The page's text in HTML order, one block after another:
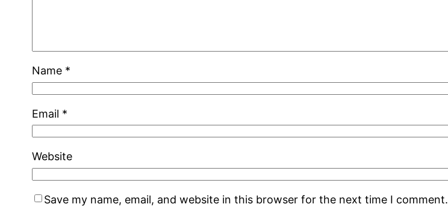
Name *
Email *
Website
Save my name, email, and website in this browser for the next time I comment.